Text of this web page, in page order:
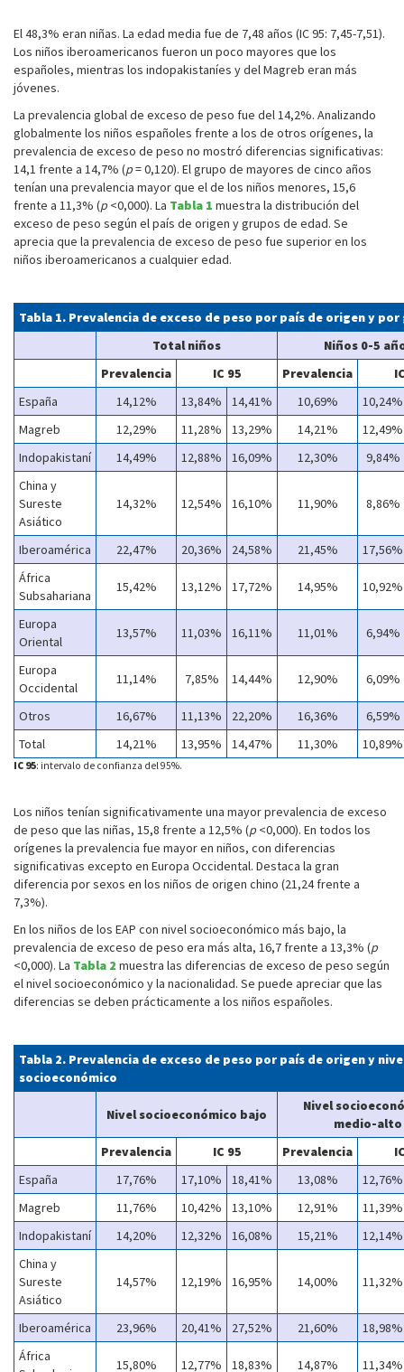
El 48,3% eran niñas. La edad media fue de 7,48 años (IC 95: 7,45-7,51).
Los niños iberoamericanos fueron un poco mayores que los
españoles, mientras los indopakistaníes y del Magreb eran más
jóvenes.
La prevalencia global de exceso de peso fue del 14,2%. Analizando
globalmente los niños españoles frente a los de otros orígenes, la
prevalencia de exceso de peso no mostró diferencias significativas:
14,1 frente a 14,7% (p= 0,120). El grupo de mayores de cinco años
tenían una prevalencia mayor que el de los niños menores, 15,6
frente a 11,3% (p <0,000). La Tabla 1 muestra la distribución del
exceso de peso según el país de origen y grupos de edad. Se
aprecia que la prevalencia de exceso de peso fue superior en los
niños iberoamericanos a cualquier edad.
Tabla 1. Prevalencia de exceso de peso por país de origen y
Total niños
Niños 0-5
Prevalencia
IC 95 Prevalencia
España
14,12% 13,84% 14,41% 10,69%
10,24%
Magreb
12,29% 11,28% 13,29% 14,21%
12,49%
Indopakistaní
14,49% 12,88% 16,09% 12,30%
9,84%
China y
Sureste
Asiático
14,32% 12,54% 16,10% 11,90% 8,86%
Iberoamérica 22,47% 20,36% 24,58% 21,45%
17,56%
África
Subsahariana
15,42% 13,12% 17,72% 14,95% 10,92%
Europa
Oriental
13,57% 11,03% 16,11% 11,01% 6,94%
Europa
Occidental
11,14% 7,85% 14,44% 12,90% 6,09%
Otros 16,67% 11,13% 22,20% 16,36%
6,59%
Total
14,21% 13,95% 14,47% 11,30% 10,89%
IC 95: intervalo de confianza del 95%.
Los niños tenían significativamente una mayor prevalencia de exceso
de peso que las niñas, 15,8 frente a 12,5% (p <0,000). En todos los
orígenes la prevalencia fue mayor en niños, con diferencias
significativas excepto en Europa Occidental. Destaca la gran
diferencia por sexos en los niños de origen chino (21,24 frente a
7,3%).
En los niños de los EAP con nivel socioeconómico más bajo, la
prevalencia de exceso de peso era más alta, 16,7 frente a 13,3% (p
<0,000). La Tabla 2 muestra las diferencias de exceso de peso según
el nivel socioeconómico y la nacionalidad. Se puede apreciar que las
diferencias se deben prácticamente a los niños españoles.
Tabla 2. Prevalencia de exceso de peso por país de origen y
socioeconómico
Nivel socioeconómico bajo
Nivel
medio-alto
Prevalencia
IC 95 Prevalencia
España
17,76% 17,10% 18,41% 13,08%
12,76%
Magreb
11,76% 10,42% 13,10% 12,91%
11,39%
Indopakistaní
14,20% 12,32% 16,08% 15,21%
12,14%
China y
Sureste
Asiático
14,57% 12,19% 16,95% 14,00% 11,32%
Iberoamérica 23,96% 20,41% 27,52% 21,60%
18,98%
África
15,80% 12,77% 18,83% 14,87% 11,34%